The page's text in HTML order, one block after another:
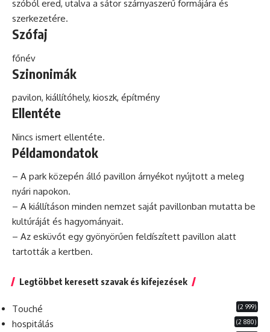
szóból ered, utalva a sátor szárnyaszerű formájára és
szerkezetére.
Szófaj
főnév
Szinonimák
pavilon, kiállítóhely, kioszk, építmény
Ellentéte
Nincs ismert ellentéte.
Példamondatok
– A park közepén álló pavillon árnyékot nyújtott a meleg
nyári napokon.
– A kiállításon minden nemzet saját pavillonban mutatta be
kultúráját és hagyományait.
– Az esküvőt egy gyönyörűen feldíszített pavillon alatt
tartották a kertben.
Legtöbbet keresett szavak és kifejezések
Touché (2 999)
hospitálás (2 880)